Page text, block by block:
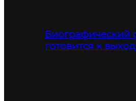
Биографический
готовится к